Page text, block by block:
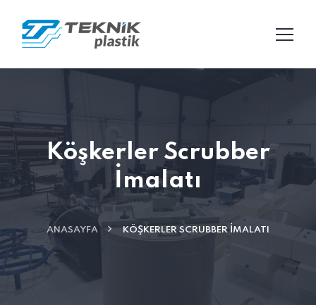
Köşkerler Scrubber
İmalatı
ANASAYFA KÖŞKERLER SCRUBBER İMALATI